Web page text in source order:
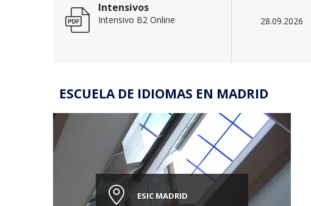
Intensivos
Intensivo B2 Online 28.09.2026
ESCUELA DE IDIOMAS EN MADRID
ESIC MADRID